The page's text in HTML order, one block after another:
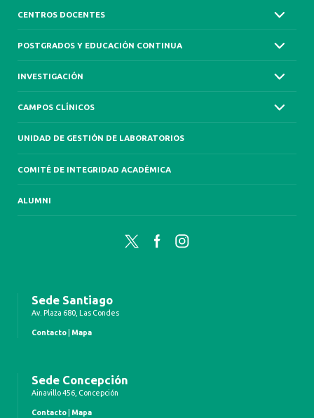
CENTROS DOCENTES
POSTGRADOS Y EDUCACIÓN CONTINUA
INVESTIGACIÓN
CAMPOS CLÍNICOS
UNIDAD DE GESTIÓN DE LABORATORIOS
COMITÉ DE INTEGRIDAD ACADÉMICA
ALUMNI
Twitter FacebookInstagram
Sede Santiago
Av. Plaza 680, Las Condes
Contacto Mapa
Sede Concepción
Ainavillo 456, Concepción
Contacto Mapa